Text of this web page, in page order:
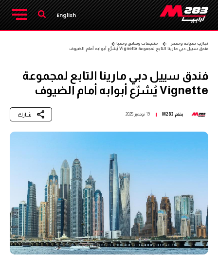
English
تجارب سياحة وسفر
منتجعات وفنادق وسبا
فندق سييل دبي مارينا التابع لمجموعة Vignette يُشرّع أبوابه أمام الضيوف
فندق سييل دبي مارينا التابع لمجموعة
Vignette يُشرّع أبوابه أمام الضيوف
بقلم M283 19 نوفمبر 2025 شارك